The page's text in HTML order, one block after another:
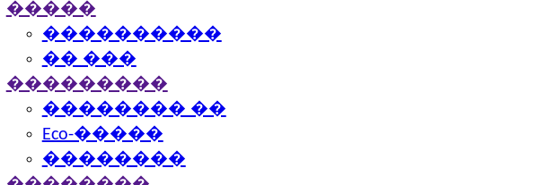
�����
����������
�� ���
���������
�������� ��
Eco-�����
��������